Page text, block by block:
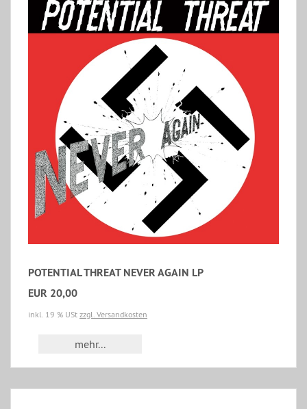
POTENTIAL THREAT NEVER AGAIN LP
EUR 20,00
inkl. 19 % USt zzgl. Versandkosten
mehr...